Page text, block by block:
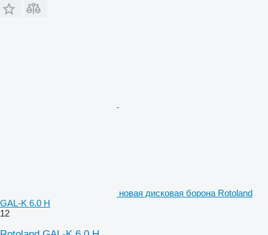
новая дисковая борона Rotoland
GAL-K 6.0 H
12